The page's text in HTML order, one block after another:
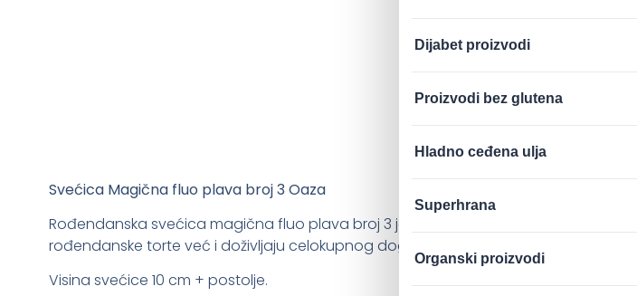
Dijabet proizvodi
Proizvodi bez glutena
Hladno ceđena ulja
Superhrana
Organski proizvodi
−
Svećica Magična fluo plava broj 3 Oaza
Rođendanska svećica magična fluo plava broj 3 je idealan ukras za svečanu
rođendanske torte već i doživljaju celokupnog događaja.
i neka
Visina svećice 10 cm + postolje.